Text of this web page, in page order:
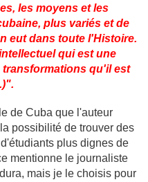
les moyens et les
plus variés et de
eut dans toute l'Histoire.
qui est une
qu'il est
de Cuba que l'auteur
possibilité de trouver des
plus dignes de
mentionne le journaliste
mais je le choisis pour